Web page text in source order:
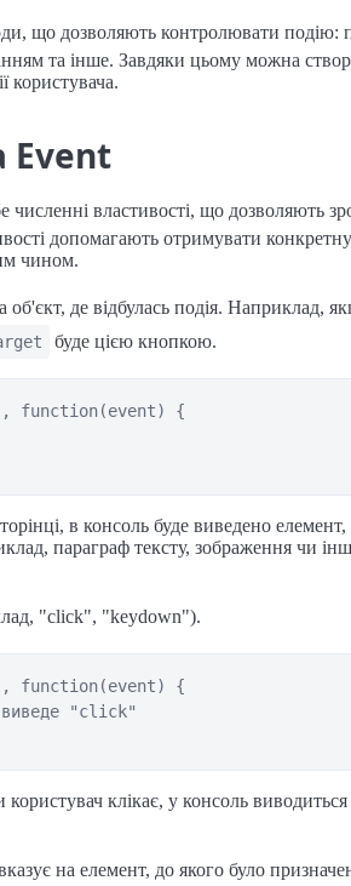
що дозволяють контролювати подію:
та інше. Завдяки цьому можна
користувача.
Event
численні властивості, що дозволяють
допомагають отримувати
чином.
об'єкт, де відбулась подія. Наприклад,
буде цією кнопкою.
function(event) {
в консоль буде виведено
параграф тексту, зображення чи
"click", "keydown").
function(event) {
"click"
клікає, у консоль виводиться
на елемент, до якого було